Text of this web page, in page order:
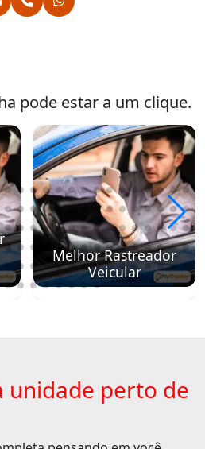
pode estar a um clique.
Melhor Rastreador
Veicular
unidade perto de